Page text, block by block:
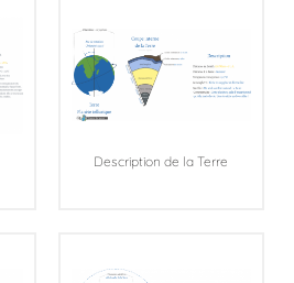
Description de la Terre